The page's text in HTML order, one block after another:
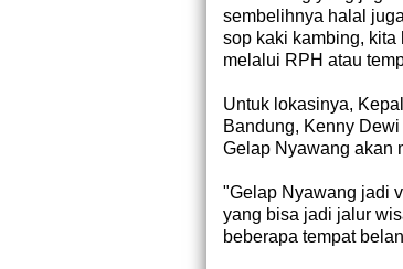
sembelihnya halal
sop kaki kambing,
melalui RPH atau
Untuk lokasinya,
Bandung, Kenny
Gelap Nyawang akan
"Gelap Nyawang jadi
yang bisa jadi jalur
beberapa tempat